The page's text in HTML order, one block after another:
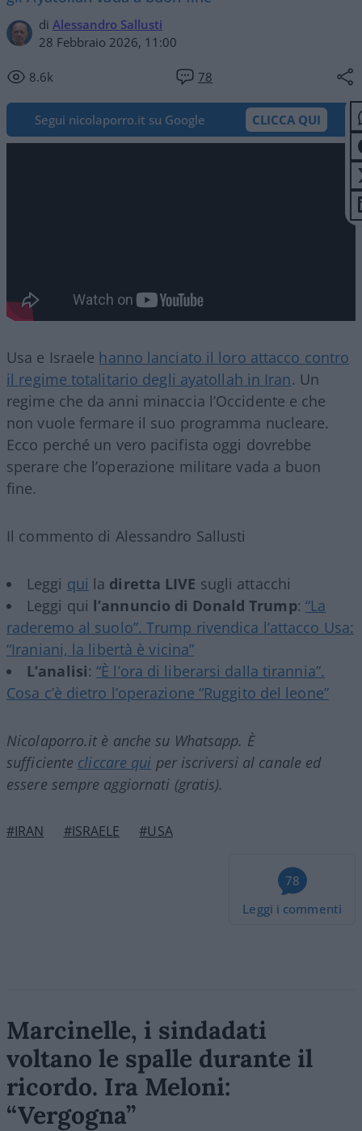
di Alessandro Sallusti
28 Febbraio 2026, 11:00
8.6k 78
Segui nicolaporro.it su Google CLICCA QUI
Usa e Israele hanno lanciato il loro attacco contro
il regime totalitario degli ayatollah in Iran. Un
regime che da anni minaccia l’Occidente e che
non vuole fermare il suo programma nucleare.
Ecco perché un vero pacifista oggi dovrebbe
sperare che l’operazione militare vada a buon
fine.
Il commento di Alessandro Sallusti
Leggi qui la diretta LIVE sugli attacchi
Leggi qui l’annuncio di Donald Trump: “La
raderemo al suolo”. Trump rivendica l’attacco Usa:
“Iraniani, la libertà è vicina”
L’analisi:“È l’ora di liberarsi dalla tirannia”.
Cosa c’è dietro l’operazione “Ruggito del leone”
Nicolaporro.it è anche su Whatsapp. È
sufficiente cliccare qui per iscriversi al canale ed
essere sempre aggiornati (gratis).
#IRAN #ISRAELE #USA
78
Leggi i commenti
Marcinelle, i sindadati
voltano le spalle durante il
ricordo. Ira Meloni:
“Vergogna”